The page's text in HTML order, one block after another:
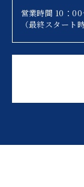
営業時間 10：
（最終スタート